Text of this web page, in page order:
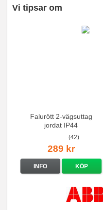
Vi tipsar om
Falurött 2-vägsuttag
jordat IP44
(42)
289 kr
INFO KÖP